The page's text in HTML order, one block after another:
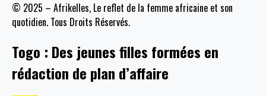
© 2025 – Afrikelles, Le reflet de la femme africaine et son
quotidien. Tous Droits Réservés.
Togo : Des jeunes filles formées en
rédaction de plan d’affaire